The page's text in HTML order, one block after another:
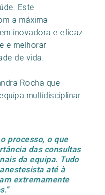
Este
a máxima
inovadora e eficaz
e melhorar
de vida.
Rocha que
multidisciplinar
processo, o que
das consultas
da equipa. Tudo
até à
extremamente